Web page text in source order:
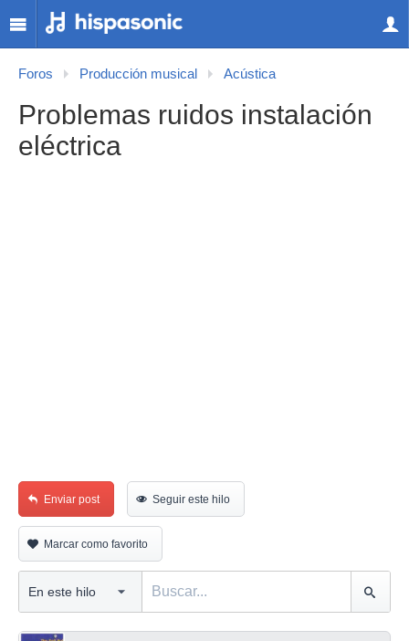
Foros Producción musical Acústica
Problemas ruidos instalación
eléctrica
Enviar post Seguir este hilo
Marcar como favorito